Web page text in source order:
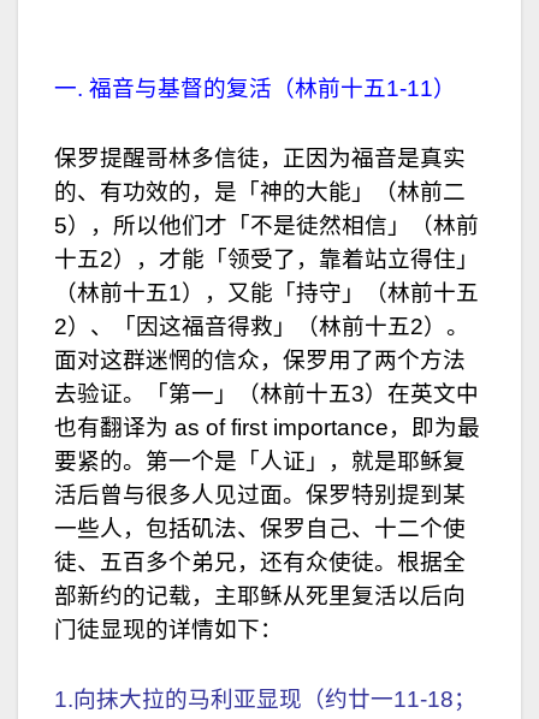
一. 福音与基督的复活（林前十五1-11）
保罗提醒哥林多信徒，正因为福音是真实
的、有功效的，是「神的大能」（林前二
5），所以他们才「不是徒然相信」（林前
十五2），才能「领受了，靠着站立得住」
（林前十五1），又能「持守」（林前十五
2）、「因这福音得救」（林前十五2）。
面对这群迷惘的信众，保罗用了两个方法
去验证。「第一」（林前十五3）在英文中
也有翻译为 as of first importance，即为最
要紧的。第一个是「人证」，就是耶稣复
活后曾与很多人见过面。保罗特别提到某
一些人，包括矶法、保罗自己、十二个使
徒、五百多个弟兄，还有众使徒。根据全
部新约的记载，主耶稣从死里复活以后向
门徒显现的详情如下：
1.向抹大拉的马利亚显现（约廿一11-18；